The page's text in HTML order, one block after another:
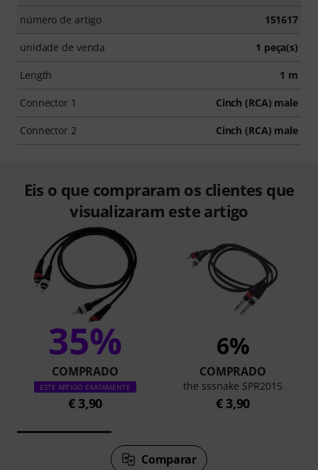
número de artigo 151617
unidade de venda 1 peça(s)
Length 1 m
Connector 1 Cinch (RCA) male
Connector 2 Cinch (RCA) male
Eis o que compraram os clientes que
visualizaram este artigo
35%
COMPRADO
ESTE ARTIGO EXATAMENTE
€ 3,90
6%
COMPRADO
the sssnake SPR2015
€ 3,90
Comparar